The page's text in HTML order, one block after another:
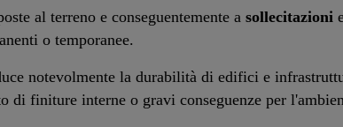
al terreno e conseguentemente a sollecitazioni
o temporanee.
notevolmente la durabilità di edifici e
di finiture interne o gravi conseguenze per